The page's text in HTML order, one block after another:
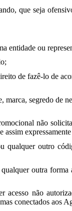
que seja
entidade ou
de fazê-lo de
segredo de
não
qualquer outro
outra forma
não
conectados aos